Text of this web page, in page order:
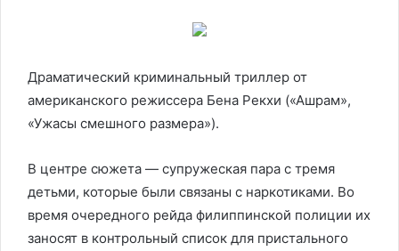
Драматический криминальный триллер от
американского режиссера Бена Рекхи («Ашрам»,
«Ужасы смешного размера»).
В центре сюжета — супружеская пара с тремя
детьми, которые были связаны с наркотиками. Во
время очередного рейда филиппинской полиции их
заносят в контрольный список для пристального